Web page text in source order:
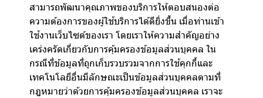
สามารถพัฒนาคุณภาพของบริการให้ตอบสนองต่อ
ความต้องการของผู้ใช้บริการได้ดียิ่งขึ้น เมื่อท่านเข้า
ใช้งานเว็บไซต์ของเรา โดยเราให้ความสำคัญอย่าง
เคร่งครัดเกี่ยวกับการคุ้มครองข้อมูลส่วนบุคคล ใน
กรณีที่ข้อมูลที่ถูกเก็บรวบรวมจากการใช้คุกกี้และ
เทคโนโลยีอื่นมีลักษณะเป็นข้อมูลส่วนบุคคลตามที่
กฎหมายว่าด้วยการคุ้มครองข้อมูลส่วนบุคคล เราจะ